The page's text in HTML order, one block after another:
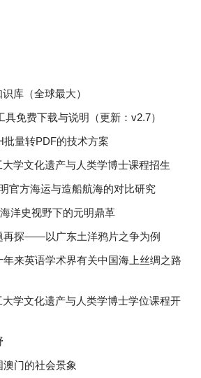
库（全球最大）
免费下载与说明（更新：v2.7）
量转PDF的技术方案
大学文化遗产与人类学博士课程招生
方海运与造船航海的对比研究
洋史视野下的元明鼎革
再探——以广东土洋鸦片之争为例
来英语学术界有关中国海上丝绸之路
大学文化遗产与人类学博士学位课程开
门的社会景象